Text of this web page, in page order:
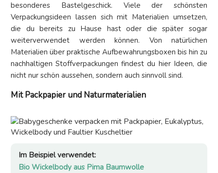
besonderes Bastelgeschick. Viele der schönsten
Verpackungsideen lassen sich mit Materialien umsetzen,
die du bereits zu Hause hast oder die später sogar
weiterverwendet werden können. Von natürlichen
Materialien über praktische Aufbewahrungsboxen bis hin zu
nachhaltigen Stoffverpackungen findest du hier Ideen, die
nicht nur schön aussehen, sondern auch sinnvoll sind.
Mit Packpapier und Naturmaterialien
Im Beispiel verwendet:
Bio Wickelbody aus Pima Baumwolle